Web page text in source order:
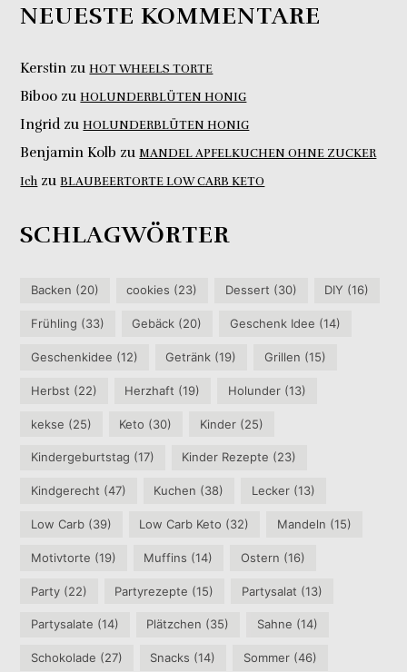
NEUESTE KOMMENTARE
Kerstin zuHOT WHEELS TORTE
Biboo zuHOLUNDERBLÜTEN HONIG
IngridzuHOLUNDERBLÜTEN HONIG
Benjamin Kolb zuMANDEL APFELKUCHEN OHNE ZUCKER
Ich zuBLAUBEERTORTE LOW CARB KETO
SCHLAGWÖRTER
Backen (20) cookies (23) Dessert (30) DIY (16)
Frühling (33) Gebäck (20) Geschenk Idee (14)
Geschenkidee (12) Getränk (19) Grillen (15)
Herbst (22) Herzhaft (19) Holunder(13)
kekse (25) Keto (30) Kinder(25)
Kindergeburtstag (17) Kinder Rezepte (23)
Kindgerecht (47) Kuchen (38) Lecker(13)
Low Carb (39) Low Carb Keto (32) Mandeln (15)
Motivtorte (19) Muffins (14) Ostern (16)
Party (22) Partyrezepte (15) Partysalat (13)
Partysalate (14) Plätzchen (35) Sahne (14)
Schokolade (27) Snacks (14) Sommer(46)